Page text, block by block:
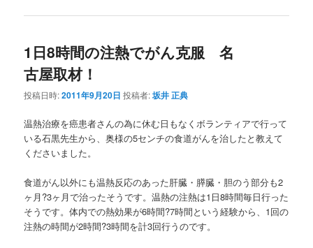
1日8時間の注熱でがん克服 名
古屋取材！
投稿日時:2011年9月20日 投稿者:坂井 正典
温熱治療を癌患者さんの為に休む日もなくボランティアで行って
いる石黒先生から、奥様の5センチの食道がんを治したと教えて
くださいました。
食道がん以外にも温熱反応のあった肝臓・膵臓・胆のう部分も2
ヶ月?3ヶ月で治ったそうです。温熱の注熱は1日8時間毎日行った
そうです。体内での熱効果が6時間?7時間という経験から、1回の
注熱の時間が2時間?3時間を計3回行うのです。